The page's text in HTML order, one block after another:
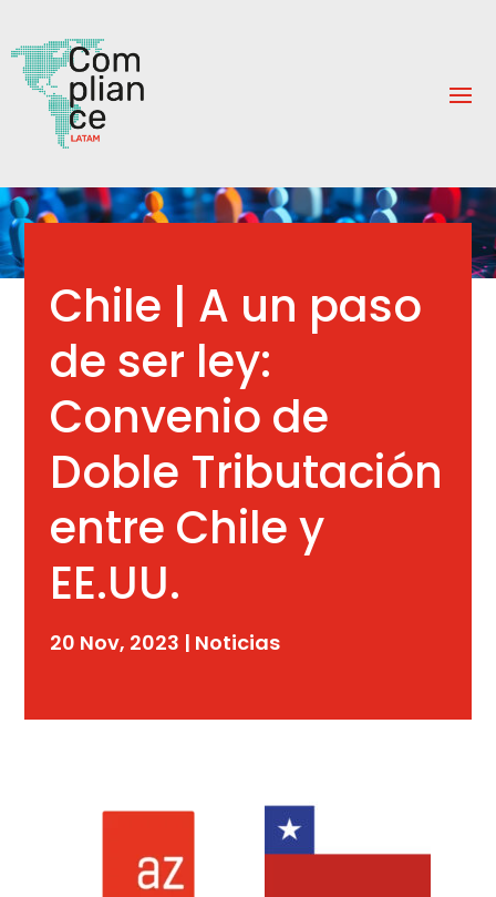
Chile | A un paso
de ser ley:
Convenio de
Doble Tributación
entre Chile y
EE.UU.
20 Nov, 2023 | Noticias